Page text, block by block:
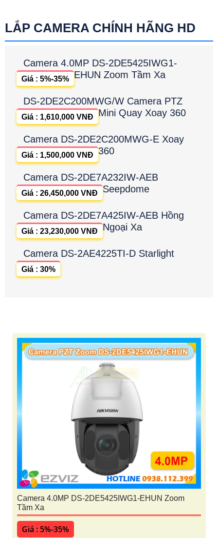
LẮP CAMERA CHÍNH HÃNG HD
Camera 4.0MP DS-2DE5425IWG1-
EHUN Zoom Tầm Xa
Giá : 5%-35%
DS-2DE2C200MWG/W Camera PTZ
Mini Quay Xoay 360
Giá : 1,610,000 VNĐ
Camera DS-2DE2C200MWG-E Xoay
360
Giá : 1,500,000 VNĐ
Camera DS-2DE7A232IW-AEB
Seepdome
Giá : 26,450,000 VNĐ
Camera DS-2DE7A425IW-AEB Hồng
Ngoại Xa
Giá : 23,230,000 VNĐ
Camera DS-2AE4225TI-D Starlight
Giá : 30%
Camera 4.0MP DS-2DE5425IWG1-EHUN Zoom
Tầm Xa
Giá : 5%-35%